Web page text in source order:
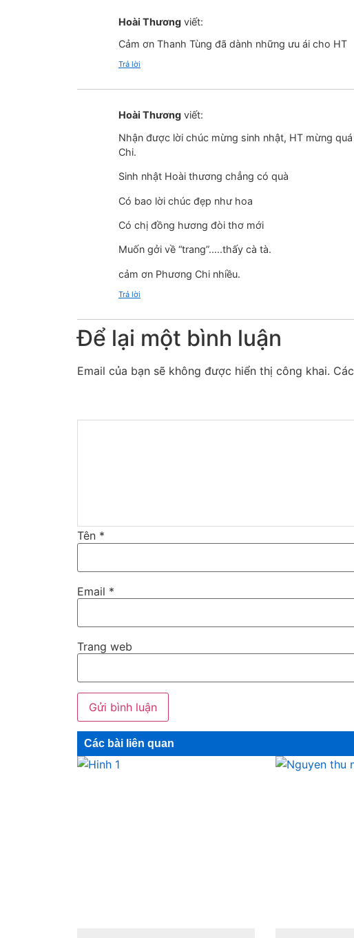
Hoài Thương viết:
Cảm ơn Thanh Tùng đã dành những ưu ái cho HT
Trả lời
Hoài Thương viết:
Nhận được lời chúc mừng sinh nhật, HT mừng
Chi.
Sinh nhật Hoài thương chẳng có quà
Có bao lời chúc đẹp như hoa
Có chị đồng hương đòi thơ mới
Muốn gởi về “trang”…..thấy cà tà.
cảm ơn Phương Chi nhiều.
Trả lời
Để lại một bình luận
Email của bạn sẽ không được hiển thị công khai.
Tên *
Email *
Trang web
Các bài liên quan